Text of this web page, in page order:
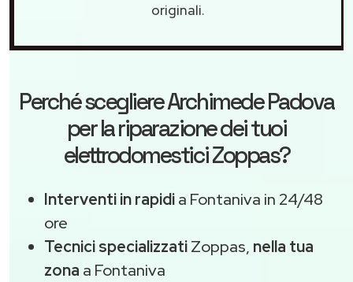
originali.
Perché scegliereArchimede Padova
per la riparazione dei tuoi
elettrodomestici Zoppas?
Interventi in rapidia Fontaniva in 24/48
ore
Tecnici specializzatiZoppas, nella tua
zona a Fontaniva